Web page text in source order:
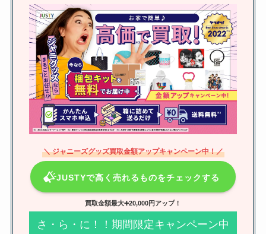
ジャニーズのファンネームを調
査！スノーマンはおにぎり？決め
方・いつから公式はある？
駿河屋のジャニーズ買取 口コミ
は？写真・うちわの買取有無や持
ブックオフはカレンダーの買取し
てくれる？キャンペーン2024や買
取アップの時期はいつかも調査
＼ ジャニーズグッズ買取金額アップキャンペーン中！／
JUSTYで高く売れるものをチェックする
買取金額最大➕20,000円アップ！
さ・ら・に！！期間限定キャンペーン中